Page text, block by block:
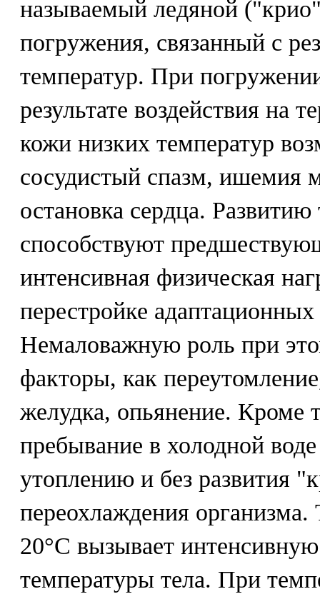
называемый ледяной
погружения, связанный с
температур. При
результате воздействия на
кожи низких температур
сосудистый спазм, ишемия
остановка сердца. Развитию
способствуют
интенсивная физическая
перестройке
Немаловажную роль при
факторы, как
желудка, опьянение. Кроме
пребывание в холодной
утоплению и без развития
переохлаждения
20°С вызывает
температуры тела. При